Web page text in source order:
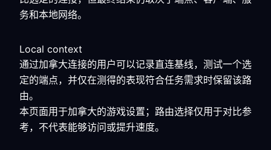
务和本地网络。
Local context
通过加拿大连接的用户可以记录直连基线，测试一个选
定的端点，并仅在测得的表现符合任务需求时保留该路
由。
本页面用于加拿大的游戏设置；路由选择仅用于对比参
考，不代表能够访问或提升速度。